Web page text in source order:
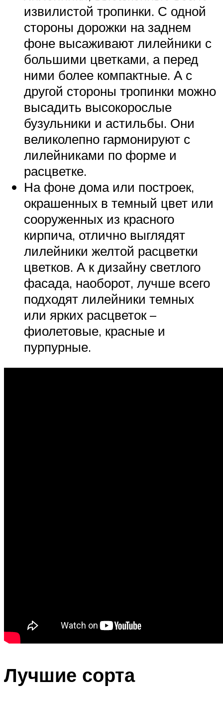
извилистой тропинки. С одной
стороны дорожки на заднем
фоне высаживают лилейники с
большими цветками, а перед
ними более компактные. А с
другой стороны тропинки можно
высадить высокорослые
бузульники и астильбы. Они
великолепно гармонируют с
лилейниками по форме и
расцветке.
На фоне дома или построек,
окрашенных в темный цвет или
сооруженных из красного
кирпича, отлично выглядят
лилейники желтой расцветки
цветков. А к дизайну светлого
фасада, наоборот, лучше всего
подходят лилейники темных
или ярких расцветок –
фиолетовые, красные и
пурпурные.
Лучшие сорта